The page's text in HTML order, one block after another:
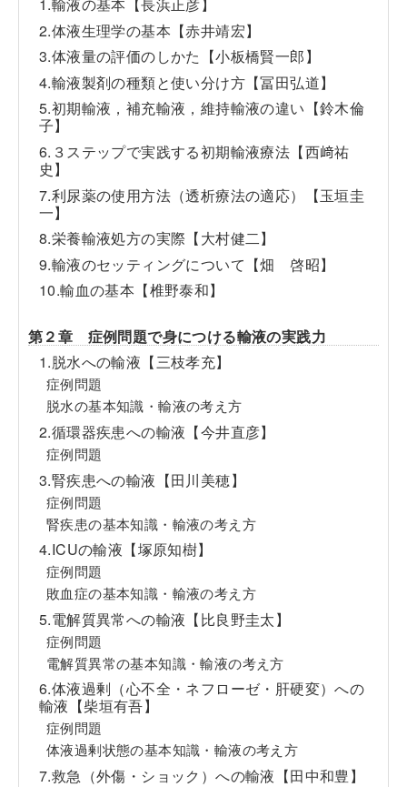
2.体液生理学の基本【赤井靖宏】
3.体液量の評価のしかた【小板橋賢一郎】
4.輸液製剤の種類と使い分け方【冨田弘道】
5.初期輸液，補充輸液，維持輸液の違い【鈴木倫
子】
6.３ステップで実践する初期輸液療法【西﨑祐
史】
7.利尿薬の使用方法（透析療法の適応）【玉垣圭
一】
8.栄養輸液処方の実際【大村健二】
9.輸液のセッティングについて【畑 啓昭】
10.輸血の基本【椎野泰和】
第２章 症例問題で身につける輸液の実践力
1.脱水への輸液【三枝孝充】
症例問題
脱水の基本知識・輸液の考え方
2.循環器疾患への輸液【今井直彦】
症例問題
3.腎疾患への輸液【田川美穂】
症例問題
腎疾患の基本知識・輸液の考え方
4.ICUの輸液【塚原知樹】
症例問題
敗血症の基本知識・輸液の考え方
5.電解質異常への輸液【比良野圭太】
症例問題
電解質異常の基本知識・輸液の考え方
6.体液過剰（心不全・ネフローゼ・肝硬変）への
輸液【柴垣有吾】
症例問題
体液過剰状態の基本知識・輸液の考え方
7.救急（外傷・ショック）への輸液【田中和豊】